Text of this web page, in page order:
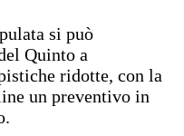
si può
Quinto a
ridotte, con la
un preventivo in